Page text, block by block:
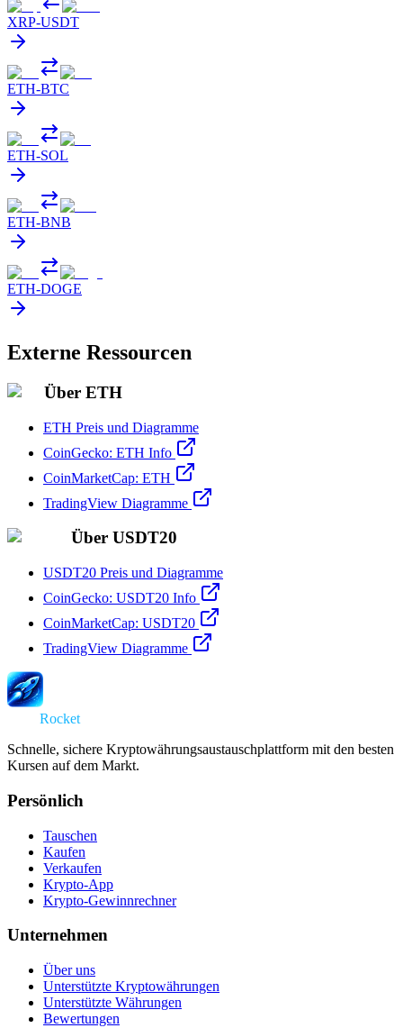
XRP-USDT
ETH-BTC
ETH-SOL
ETH-BNB
ETH-DOGE
Externe Ressourcen
Über ETH
ETH Preis und Diagramme
CoinGecko: ETH Info
CoinMarketCap: ETH
TradingView Diagramme
Über USDT20
USDT20 Preis und Diagramme
CoinGecko: USDT20 Info
CoinMarketCap: USDT20
TradingView Diagramme
Rocket
Schnelle, sichere Kryptowährungsaustauschplattform mit den besten
Kursen auf dem Markt.
Persönlich
Tauschen
Kaufen
Verkaufen
Krypto-App
Krypto-Gewinnrechner
Unternehmen
Über uns
Unterstützte Kryptowährungen
Unterstützte Währungen
Bewertungen